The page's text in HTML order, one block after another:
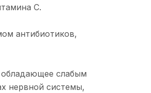
С.
антибиотиков,
обладающее слабым
нервной системы,